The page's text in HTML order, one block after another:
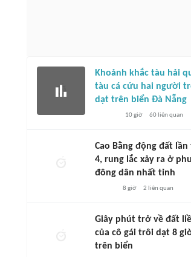
Khoảnh khắc tàu hải
tàu cá cứu hai người
dạt trên biển Đà Nẵng
10 giờ 60liên quan
Cao Bằng động đất
4, rung lắc xảy ra ở
đông dân nhất tỉnh
8 giờ 2 liên quan
Giây phút trở về đất
của cô gái trôi dạt 8
trên biển